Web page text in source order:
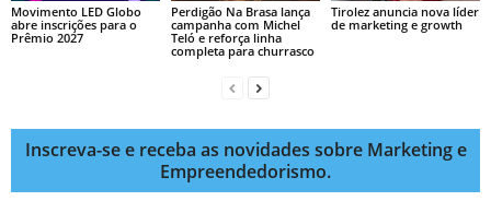
Movimento LED Globo
abre inscrições para o
Prêmio 2027
Perdigão Na Brasa lança
campanha com Michel
Teló e reforça linha
completa para churrasco
Tirolez anuncia nova líder
de marketing e growth
Inscreva-se e receba as novidades sobre Marketing e
Empreendedorismo.